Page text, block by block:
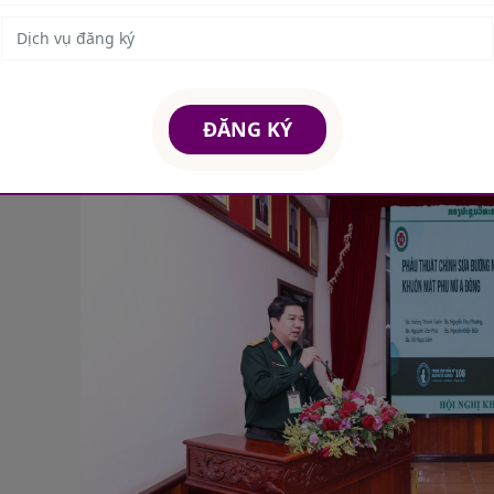
Vũ Ngọc Lâm (Phó Giám đốc Bệnh viện TWQĐ 108, Giám đốc
đốc Trung tâm Phẫu thuật Sọ mặt & Tạo hình) (đứng ngoài phía
tâm Thẩm mỹ) (đứng ngoài phía tay trái) tại Lễ Kỷ niệm 20
viện TWQĐ 108 (2005 - 2025)
ĐĂNG KÝ